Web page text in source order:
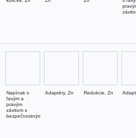
Napínak s
ľavým a
pravým
závitom s
bezpečnostnými
Adaptéry, Zn Redukcie, Zn